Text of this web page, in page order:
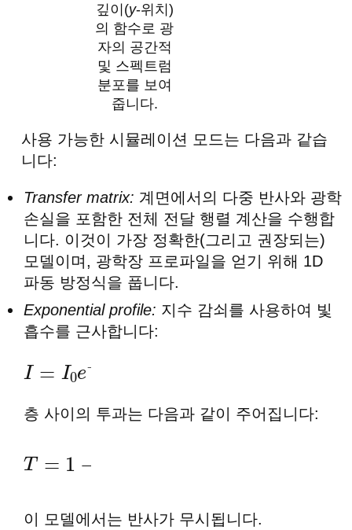
깊이(y-위치)
의 함수로 광
자의 공간적
및 스펙트럼
분포를 보여
줍니다.
사용 가능한 시뮬레이션 모드는 다음과 같습
니다:
Transfer matrix: 계면에서의 다중 반사와 광학
손실을 포함한 전체 전달 행렬 계산을 수행합
니다. 이것이 가장 정확한(그리고 권장되는)
모델이며, 광학장 프로파일을 얻기 위해 1D
파동 방정식을 풉니다.
Exponential profile: 지수 감쇠를 사용하여 빛
흡수를 근사합니다:
I =I0e−
αx
층 사이의 투과는 다음과 같이 주어집니다:
T =1 − n
+n0
이 모델에서는 반사가 무시됩니다.